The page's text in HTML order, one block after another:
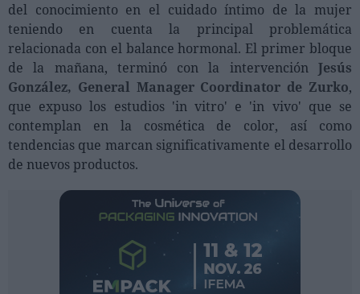
del conocimiento en el cuidado íntimo de la mujer
teniendo en cuenta la principal problemática
relacionada con el balance hormonal. El primer bloque
de la mañana, terminó con la intervención Jesús
González, General Manager Coordinator de Zurko,
que expuso los estudios 'in vitro' e 'in vivo' que se
contemplan en la cosmética de color, así como
tendencias que marcan significativamente el desarrollo
de nuevos productos.